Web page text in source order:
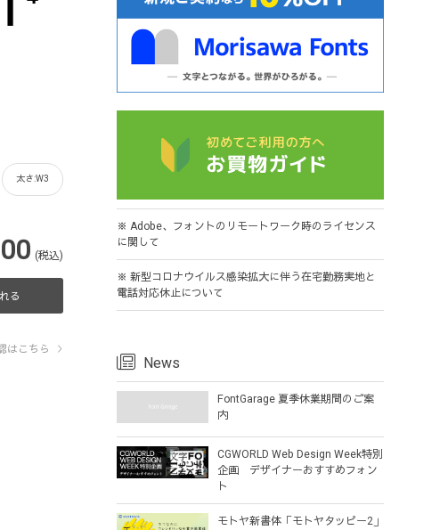
太さ:W3
(税込)
る
はこちら
※ Adobe、フォントのリモートワーク時のライセンス
に関して
※ 新型コロナウイルス感染拡大に伴う在宅勤務実地と
電話対応休止について
News
FontGarage 夏季休業期間のご案
内
CGWORLD Web Design Week特別
企画 デザイナーおすすめフォン
ト
モトヤ新書体「モトヤタッピー2」